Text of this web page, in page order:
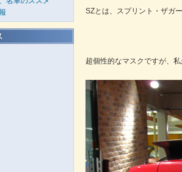
SZとは、スプリント・ザガ
超個性的なマスクですが、